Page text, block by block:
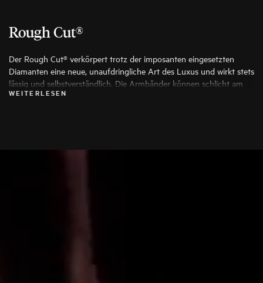
Rough Cut®
Der Rough Cut® verkörpert trotz der imposanten eingesetzten
Diamanten eine neue, unaufdringliche Art des Luxus und wirkt stets
lässig und selbstverständlich. Die Armbänder können schlicht am
Arm getragen, zur Uhr kombiniert oder in mehrfacher Ausführung
WEITERLESEN